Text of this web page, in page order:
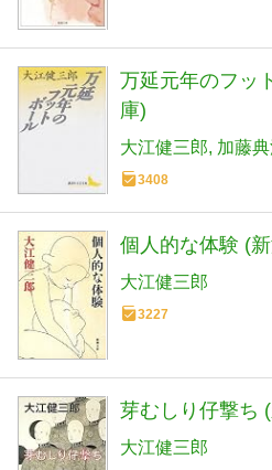
万延元年のフッ
庫)
大江健三郎 加藤
3408
個人的な体験 (
大江健三郎
3227
芽むしり仔撃ち
大江健三郎